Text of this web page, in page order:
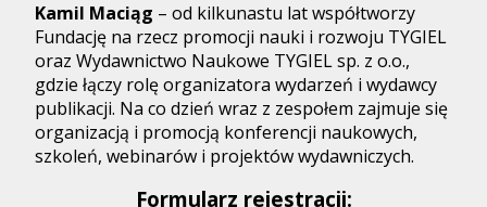
Kamil Maciąg – od kilkunastu lat współtworzy
Fundację na rzecz promocji nauki i rozwoju TYGIEL
oraz Wydawnictwo Naukowe TYGIEL sp. z o.o.,
gdzie łączy rolę organizatora wydarzeń i wydawcy
publikacji. Na co dzień wraz z zespołem zajmuje się
organizacją i promocją konferencji naukowych,
szkoleń, webinarów i projektów wydawniczych.
Formularz rejestracji: